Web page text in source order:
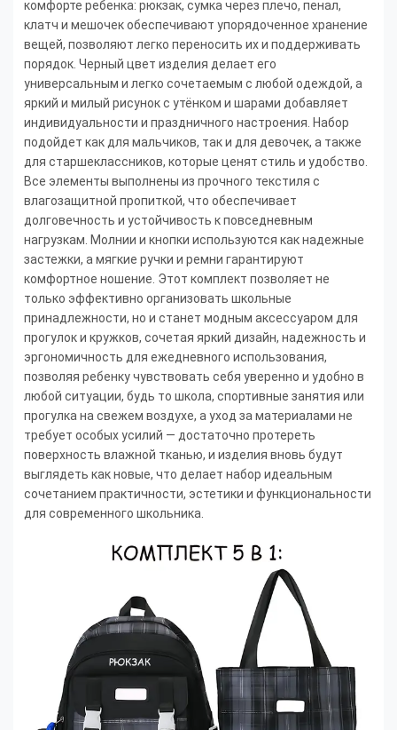
комфорте ребенка: рюкзак, сумка через плечо, пенал,
клатч и мешочек обеспечивают упорядоченное хранение
вещей, позволяют легко переносить их и поддерживать
порядок. Черный цвет изделия делает его
универсальным и легко сочетаемым с любой одеждой, а
яркий и милый рисунок с утёнком и шарами добавляет
индивидуальности и праздничного настроения. Набор
подойдет как для мальчиков, так и для девочек, а также
для старшеклассников, которые ценят стиль и удобство.
Все элементы выполнены из прочного текстиля с
влагозащитной пропиткой, что обеспечивает
долговечность и устойчивость к повседневным
нагрузкам. Молнии и кнопки используются как надежные
застежки, а мягкие ручки и ремни гарантируют
комфортное ношение. Этот комплект позволяет не
только эффективно организовать школьные
принадлежности, но и станет модным аксессуаром для
прогулок и кружков, сочетая яркий дизайн, надежность и
эргономичность для ежедневного использования,
позволяя ребенку чувствовать себя уверенно и удобно в
любой ситуации, будь то школа, спортивные занятия или
прогулка на свежем воздухе, а уход за материалами не
требует особых усилий — достаточно протереть
поверхность влажной тканью, и изделия вновь будут
выглядеть как новые, что делает набор идеальным
сочетанием практичности, эстетики и функциональности
для современного школьника.